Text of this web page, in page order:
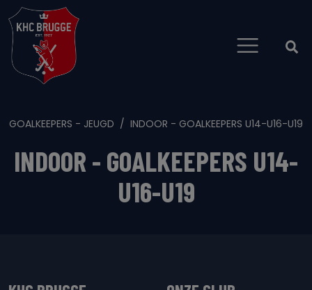
GOALKEEPERS - JEUGD INDOOR - GOALKEEPERS U14-U16-U19
INDOOR - GOALKEEPERS U14-
U16-U19